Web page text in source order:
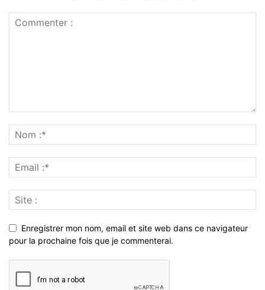
Enregistrer mon nom, email et site web dans ce navigateur
pour la prochaine fois que je commenterai.